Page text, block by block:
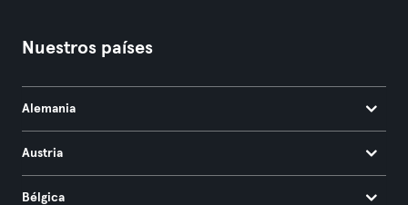
Nuestros países
Alemania
Austria
Bélgica